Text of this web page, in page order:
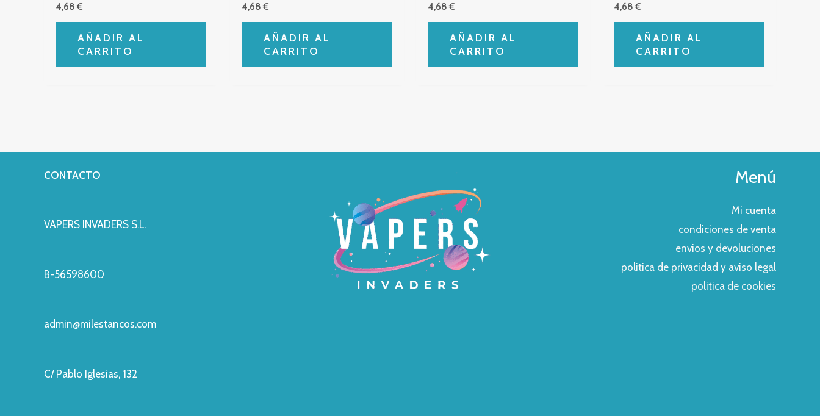
4,68€
AÑADIR AL
CARRITO
4,68€
AÑADIR AL
CARRITO
4,68€
AÑADIR AL
CARRITO
4,68€
AÑADIR AL
CARRITO
CONTACTO
VAPERS INVADERS S.L.
B-56598600
admin@milestancos.com
C/ Pablo Iglesias, 132
Menú
Mi cuenta
condiciones de venta
envios y devoluciones
politica de privacidad y aviso legal
politica de cookies